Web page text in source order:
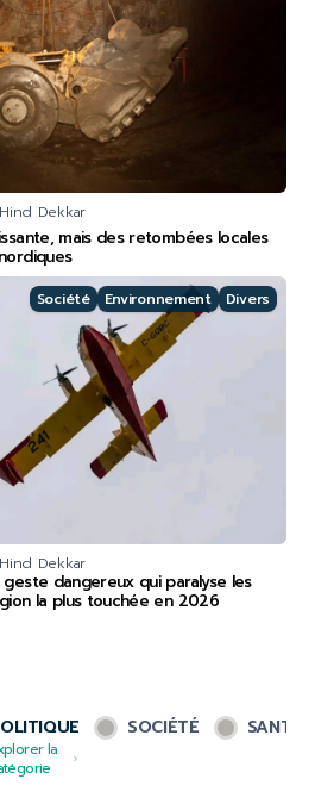
Dekkar
mais des retombées locales
Société Environnement Divers
Dekkar
geste dangereux qui paralyse les
la plus touchée en 2026
la
SOCIÉTÉ SANTÉ